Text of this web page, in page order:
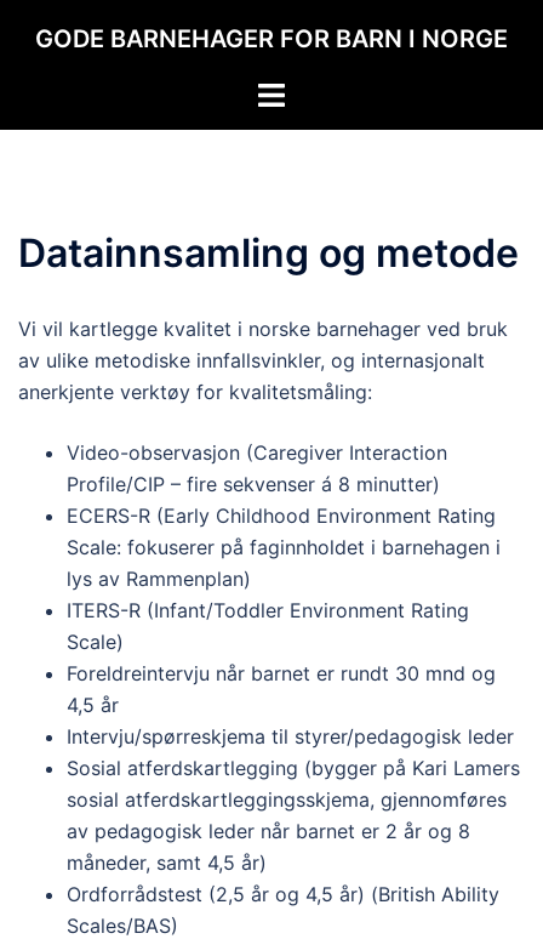
GODE BARNEHAGER FOR BARN I NORGE
Toggle
Datainnsamling og metode
Vi vil kartlegge kvalitet i norske barnehager ved bruk
av ulike metodiske innfallsvinkler, og internasjonalt
anerkjente verktøy for kvalitetsmåling:
Video-observasjon (Caregiver Interaction
Profile/CIP – fire sekvenser á 8 minutter)
ECERS-R (Early Childhood Environment Rating
Scale: fokuserer på faginnholdet i barnehagen i
lys av Rammenplan)
ITERS-R (Infant/Toddler Environment Rating
Scale)
Foreldreintervju når barnet er rundt 30 mnd og
4,5 år
Intervju/spørreskjema til styrer/pedagogisk leder
Sosial atferdskartlegging (bygger på Kari Lamers
sosial atferdskartleggingsskjema, gjennomføres
av pedagogisk leder når barnet er 2 år og 8
måneder, samt 4,5 år)
Ordforrådstest (2,5 år og 4,5 år) (British Ability
Scales/BAS)